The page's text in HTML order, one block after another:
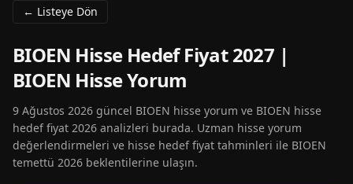
← Listeye Dön
BIOEN Hisse Hedef Fiyat 2027 |
BIOEN Hisse Yorum
9 Ağustos 2026 güncel BIOEN hisse yorum ve BIOEN hisse
hedef fiyat 2026 analizleri burada. Uzman hisse yorum
değerlendirmeleri ve hisse hedef fiyat tahminleri ile BIOEN
temettü 2026 beklentilerine ulaşın.